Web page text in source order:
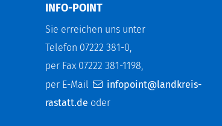
INFO-POINT
Sie erreichen uns unter
Telefon 07222 381-0,
per Fax 07222 381-1198,
per E-Mail
infopoint@landkreis-
rastatt.de oder